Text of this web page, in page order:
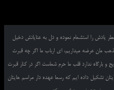
یادش را استشمام نموده و دل به عنایاتش دخیل
مان عرضه میداریم، ای ارباب ما اگر چه قبرت
بارگاه ندارد قلب ما حرم شماست اگر در کنار قبرت
تشکیل داده ایم که رسما عهده دار مراسم هایتان